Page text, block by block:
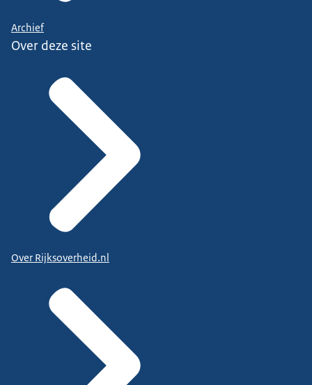
Archief
Over deze site
Over Rijksoverheid.nl